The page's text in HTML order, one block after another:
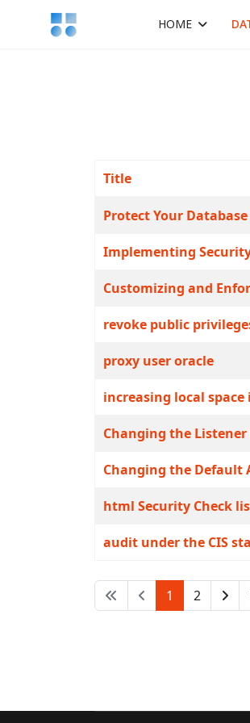
HOME
Title
Protect Your
Implementing
Customizing and
revoke public
proxy user oracle
increasing local
Changing the Listener
Changing the Default
html Security Check
audit under the CIS
1 2